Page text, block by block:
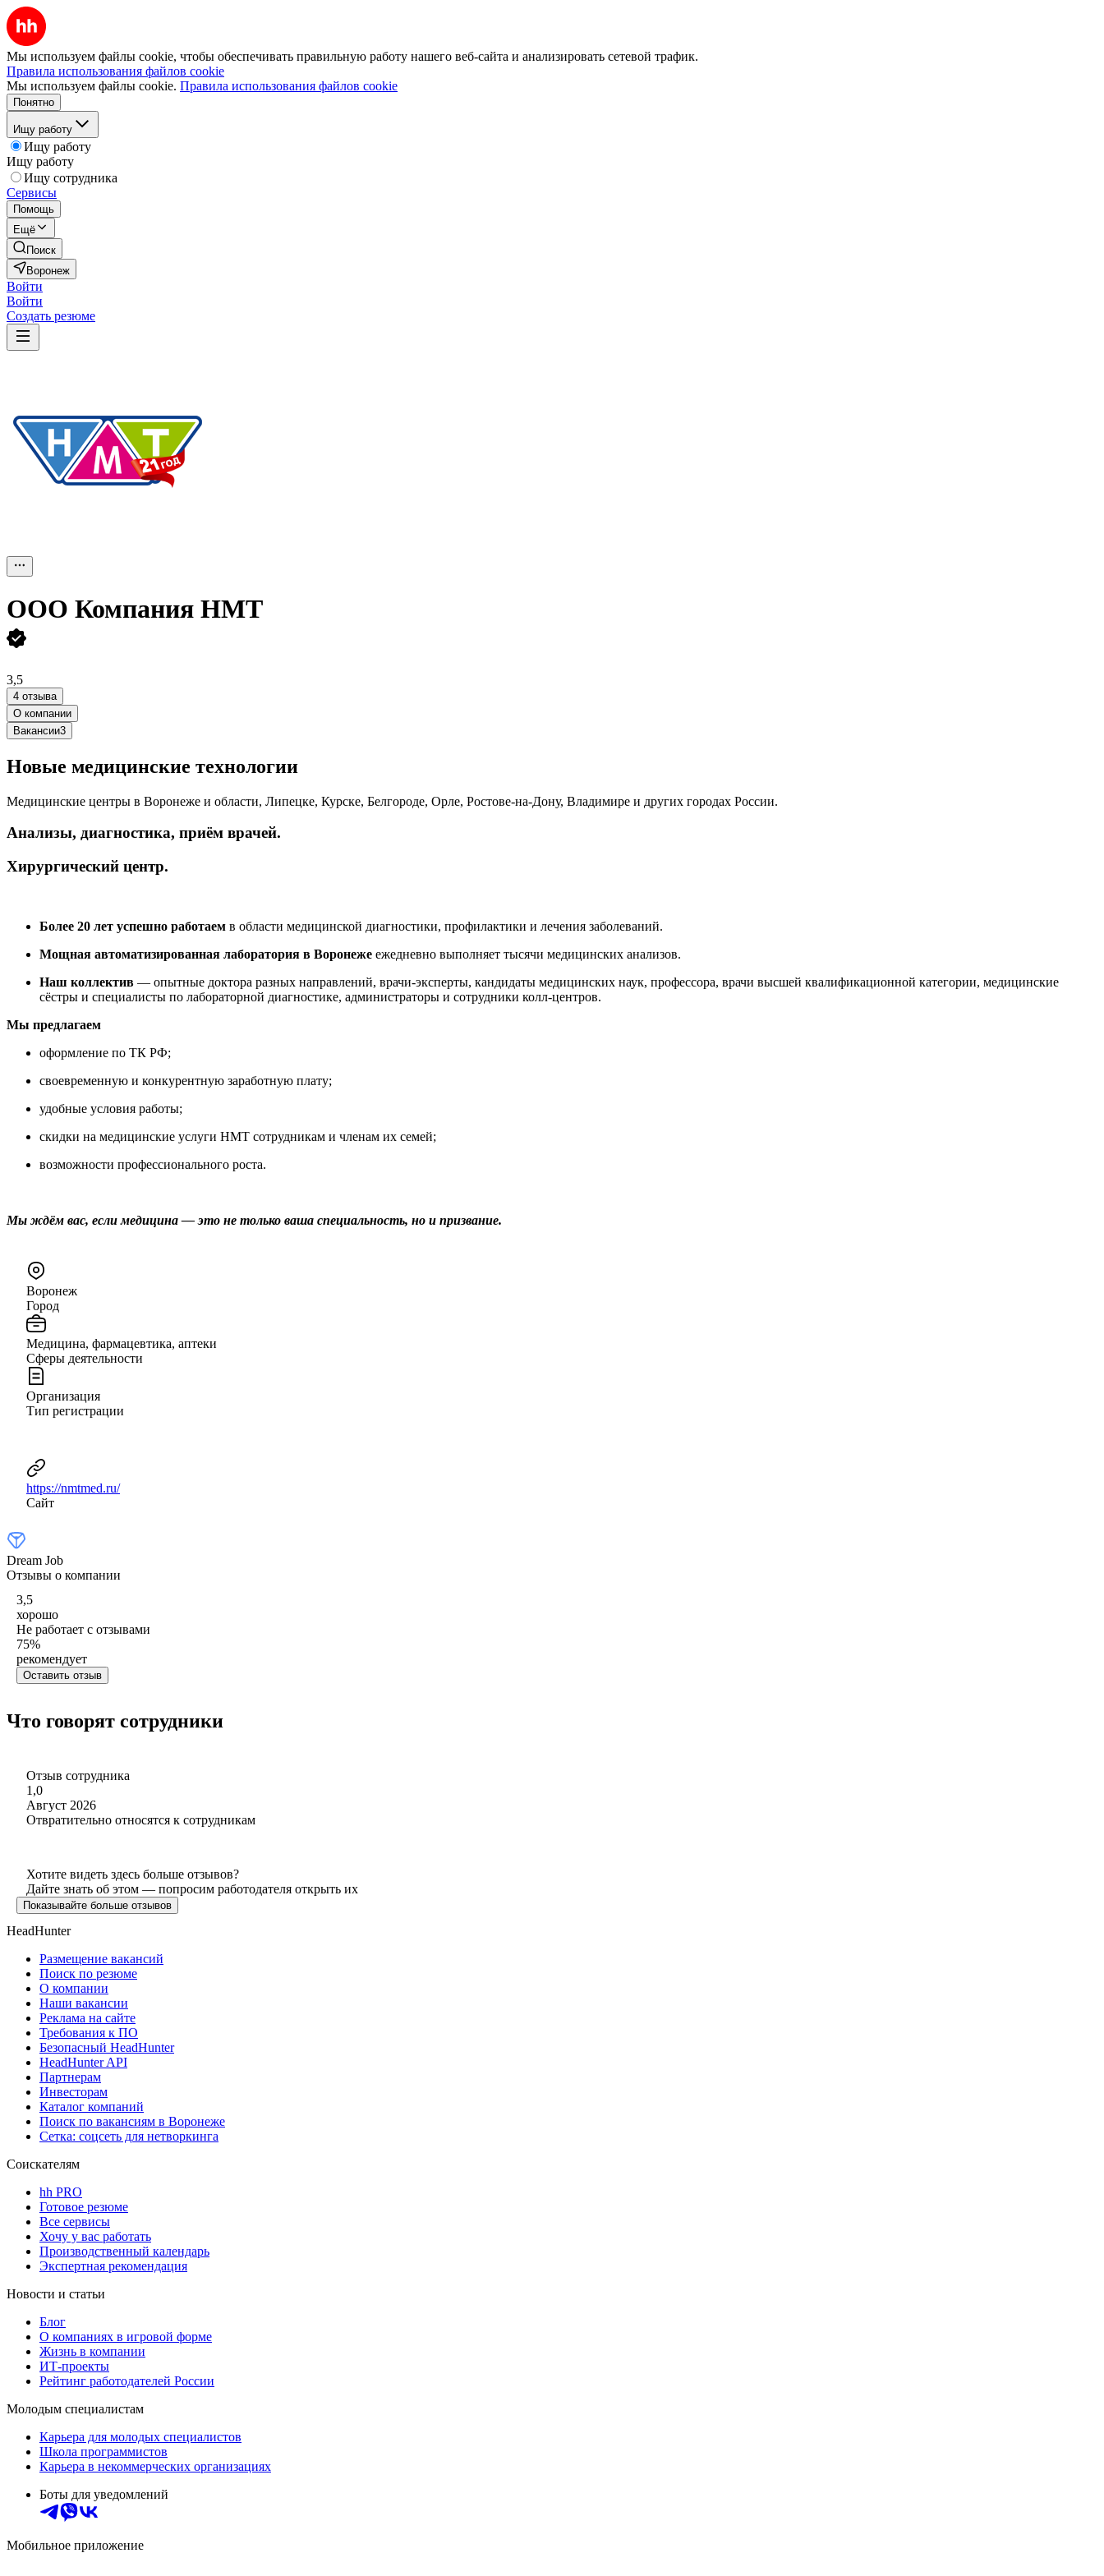
Мы используем файлы cookie, чтобы обеспечивать правильную работу нашего веб-сайта и анализировать сетевой трафик.
Правила использования файлов cookie
Мы используем файлы cookie. Правила использования файлов cookie
Понятно
Ищу работу
Ищу работу
Ищу работу
Ищу сотрудника
Сервисы
Помощь
Ещё
Поиск
Воронеж
Войти
Войти
Создать резюме
ООО Компания НМТ
3,5
4 отзыва
О компании
Вакансии3
Новые медицинские технологии
Медицинские центры в Воронеже и области, Липецке, Курске, Белгороде, Орле, Ростове-на-Дону, Владимире и других городах России.
Анализы, диагностика, приём врачей.
Хирургический центр.
Более 20 лет успешно работаем в области медицинской диагностики, профилактики и лечения заболеваний.
Мощная автоматизированная лаборатория в Воронеже ежедневно выполняет тысячи медицинских анализов.
Наш коллектив — опытные доктора разных направлений, врачи-эксперты, кандидаты медицинских наук, профессора, врачи высшей квалификационной категории, медицинские
сёстры и специалисты по лабораторной диагностике, администраторы и сотрудники колл-центров.
Мы предлагаем
оформление по ТК РФ;
своевременную и конкурентную заработную плату;
удобные условия работы;
скидки на медицинские услуги НМТ сотрудникам и членам их семей;
возможности профессионального роста.
Мы ждём вас, если медицина — это не только ваша специальность, но и призвание.
Воронеж
Город
Медицина, фармацевтика, аптеки
Сферы деятельности
Организация
Тип регистрации
https://nmtmed.ru/
Сайт
Dream Job
Отзывы о компании
3,5
хорошо
Не работает с отзывами
75%
рекомендует
Оставить отзыв
Что говорят сотрудники
Отзыв сотрудника
1,0
Август 2026
Отвратительно относятся к сотрудникам
Хотите видеть здесь больше отзывов?
Дайте знать об этом — попросим работодателя открыть их
Показывайте больше отзывов
HeadHunter
Размещение вакансий
Поиск по резюме
О компании
Наши вакансии
Реклама на сайте
Требования к ПО
Безопасный HeadHunter
HeadHunter API
Партнерам
Инвесторам
Каталог компаний
Поиск по вакансиям в Воронеже
Сетка: соцсеть для нетворкинга
Соискателям
hh PRO
Готовое резюме
Все сервисы
Хочу у вас работать
Производственный календарь
Экспертная рекомендация
Новости и статьи
Блог
О компаниях в игровой форме
Жизнь в компании
ИТ-проекты
Рейтинг работодателей России
Молодым специалистам
Карьера для молодых специалистов
Школа программистов
Карьера в некоммерческих организациях
Боты для уведомлений
Мобильное приложение